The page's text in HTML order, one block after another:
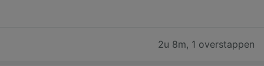
2u 8m, 1 overstappen